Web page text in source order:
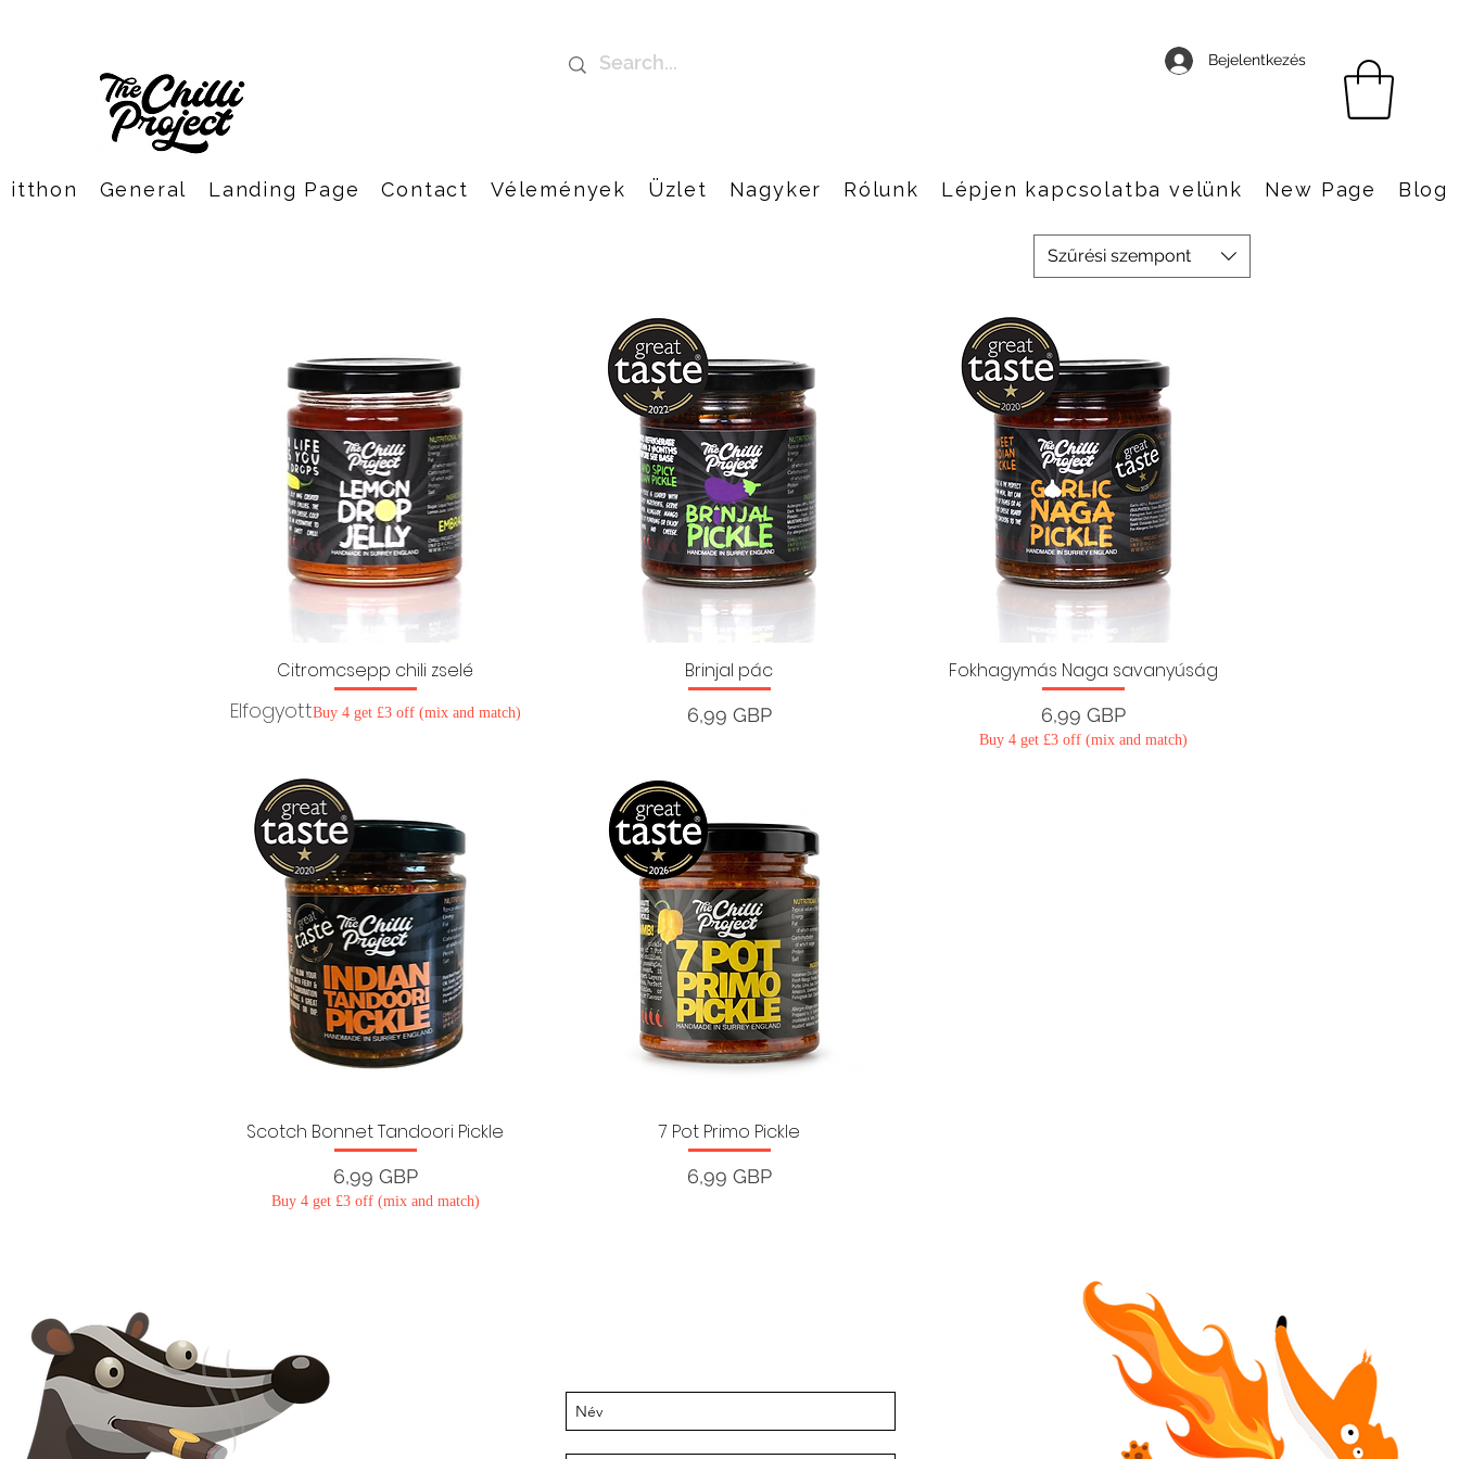
Bejelentkezés
itthon General Landing Page Contact Vélemények Üzlet Nagyker Rólunk Lépjen kapcsolatba velünk New Page Blog
Szűrési szempont
Citromcsepp chili zselé
ElfogyottBuy 4 get £3 off (mix and match)
Brinjal pác
Ár
6,99 GBP
Fokhagymás Naga savanyúság
Ár
6,99 GBP
Buy 4 get £3 off (mix and match)
Scotch Bonnet Tandoori Pickle
Ár
6,99 GBP
Buy 4 get £3 off (mix and match)
7 Pot Primo Pickle
Ár
6,99 GBP